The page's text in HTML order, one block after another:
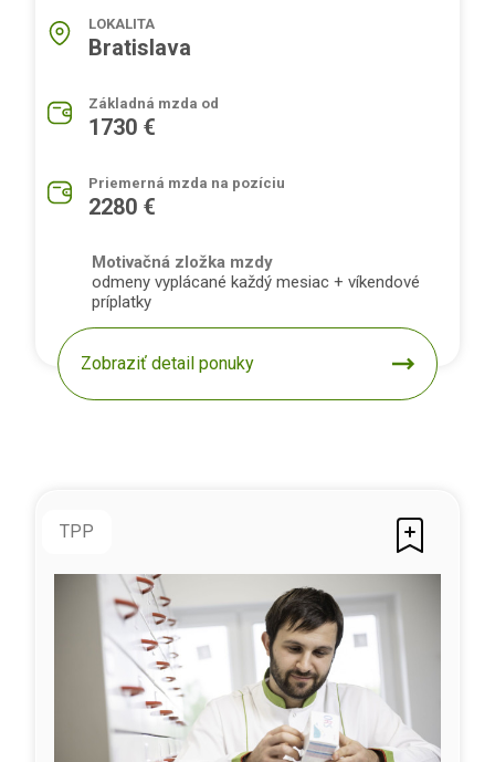
LOKALITA
Bratislava
Základná mzda od
1730 €
Priemerná mzda na pozíciu
2280 €
Motivačná zložka mzdy
odmeny vyplácané každý mesiac + víkendové
príplatky
Zobraziť detail ponuky
TPP